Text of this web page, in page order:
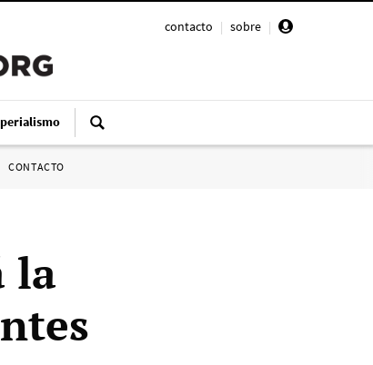
contacto | sobre |
CONTACTO
la